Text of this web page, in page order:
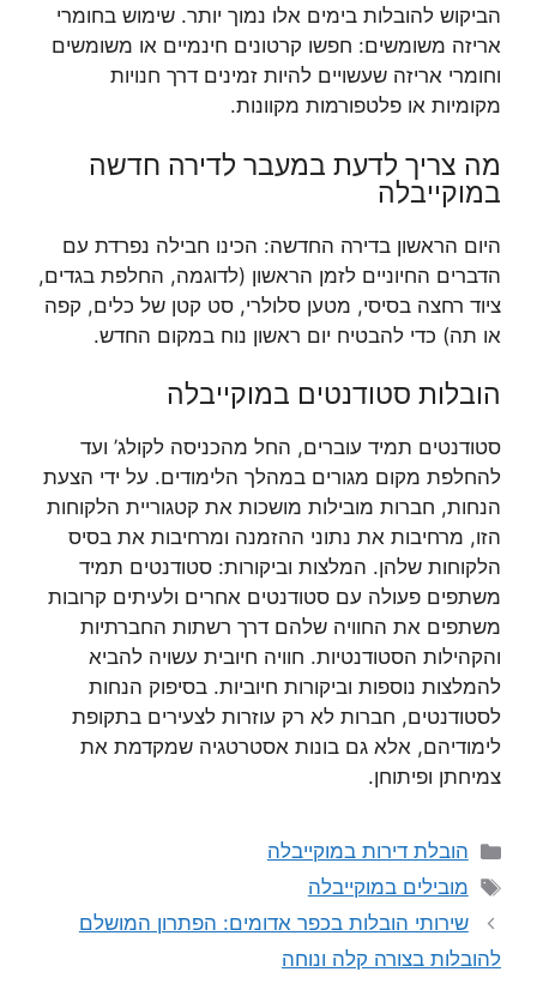
הביקוש להובלות בימים אלו נמוך יותר. שימוש בחומרי
אריזה משומשים: חפשו קרטונים חינמיים או משומשים
וחומרי אריזה שעשויים להיות זמינים דרך חנויות
מקומיות או פלטפורמות מקוונות.
מה צריך לדעת במעבר לדירה חדשה
במוקייבלה
היום הראשון בדירה החדשה: הכינו חבילה נפרדת עם
הדברים החיוניים לזמן הראשון (לדוגמה, החלפת בגדים,
ציוד רחצה בסיסי, מטען סלולרי, סט קטן של כלים, קפה
או תה) כדי להבטיח יום ראשון נוח במקום החדש.
הובלות סטודנטים במוקייבלה
סטודנטים תמיד עוברים, החל מהכניסה לקולג’ ועד
להחלפת מקום מגורים במהלך הלימודים. על ידי הצעת
הנחות, חברות מובילות מושכות את קטגוריית הלקוחות
הזו, מרחיבות את נתוני ההזמנה ומרחיבות את בסיס
הלקוחות שלהן. המלצות וביקורות: סטודנטים תמיד
משתפים פעולה עם סטודנטים אחרים ולעיתים קרובות
משתפים את החוויה שלהם דרך רשתות החברתיות
והקהילות הסטודנטיות. חוויה חיובית עשויה להביא
להמלצות נוספות וביקורות חיוביות. בסיפוק הנחות
לסטודנטים, חברות לא רק עוזרות לצעירים בתקופת
לימודיהם, אלא גם בונות אסטרטגיה שמקדמת את
צמיחתן ופיתוחן.
קטגוריות
הובלת דירות במוקייבלה
תגיות
מובילים במוקייבלה
שירותי הובלות בכפר אדומים: הפתרון המושלם
להובלות בצורה קלה ונוחה